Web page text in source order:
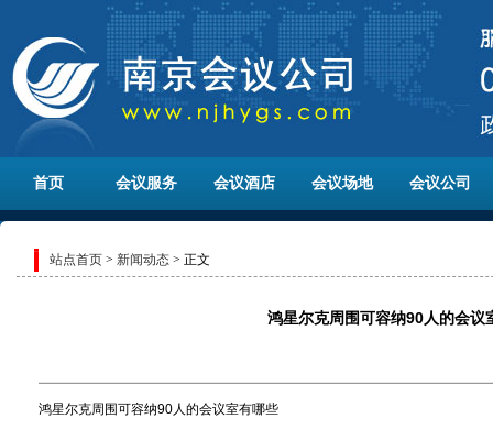
首页 会议服务 会议酒店 会议场地 会议公司
站点首页 > 新闻动态 > 正文
鸿星尔克周围可容纳90人的会议
鸿星尔克周围可容纳90人的会议室有哪些